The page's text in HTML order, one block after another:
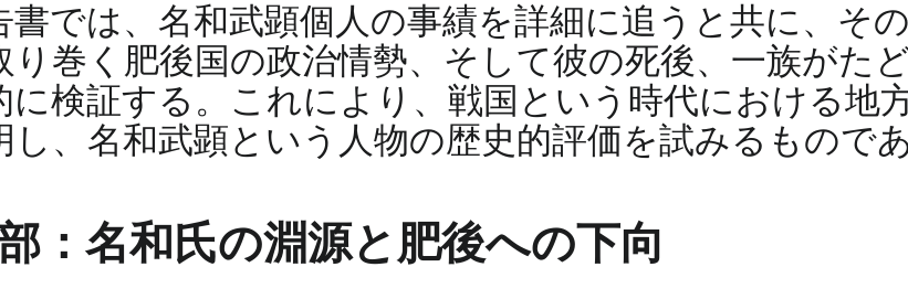
書では、名和武顕個人の事績を詳細に追うと共に、そ
り巻く肥後国の政治情勢、そして彼の死後、一族がた
に検証する。これにより、戦国という時代における地
し、名和武顕という人物の歴史的評価を試みるもので
：名和氏の淵源と肥後への下向